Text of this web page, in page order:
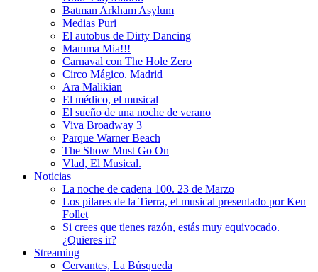
Batman Arkham Asylum
Medias Puri
El autobus de Dirty Dancing
Mamma Mia!!!
Carnaval con The Hole Zero
Circo Mágico. Madrid
Ara Malikian
El médico, el musical
El sueño de una noche de verano
Viva Broadway 3
Parque Warner Beach
The Show Must Go On
Vlad, El Musical.
Noticias
La noche de cadena 100. 23 de Marzo
Los pilares de la Tierra, el musical presentado por Ken
Follet
Si crees que tienes razón, estás muy equivocado.
¿Quieres ir?
Streaming
Cervantes, La Búsqueda